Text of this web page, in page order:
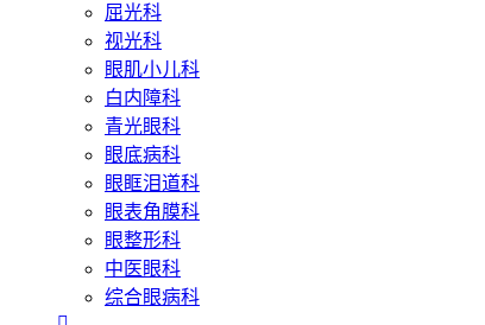
屈光科
视光科
眼肌小儿科
白内障科
青光眼科
眼底病科
眼眶泪道科
眼表角膜科
眼整形科
中医眼科
综合眼病科